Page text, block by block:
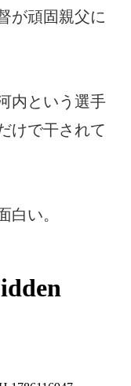
が頑固親父に
内という選手
けで干されて
白い。